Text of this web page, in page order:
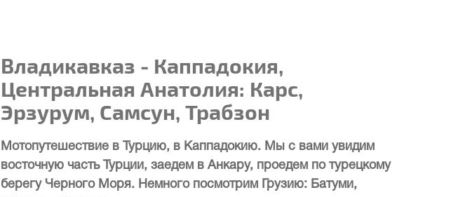
Владикавказ - Каппадокия,
Центральная Анатолия: Карс,
Эрзурум, Самсун, Трабзон
Мотопутешествие в Турцию, в Каппадокию. Мы с вами увидим
восточную часть Турции, заедем в Анкару, проедем по турецкому
берегу Черного Моря. Немного посмотрим Грузию: Батуми,